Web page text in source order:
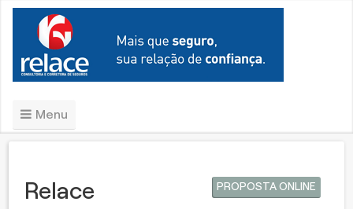
Menu
PROPOSTA ONLINE
Relace